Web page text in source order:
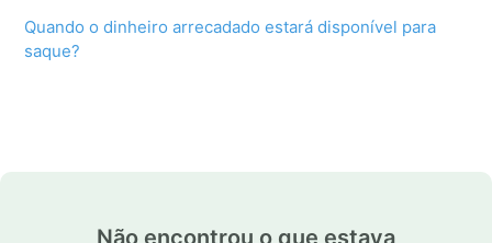
Quando o dinheiro arrecadado estará disponível para
saque?
Não encontrou o que estava